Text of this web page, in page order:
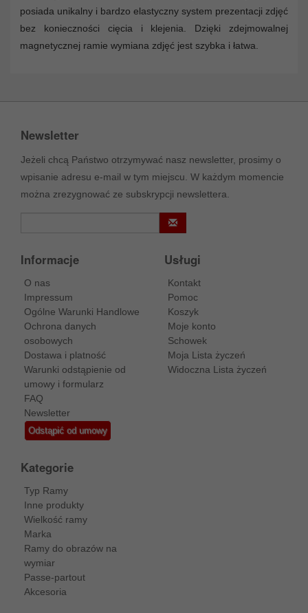
posiada unikalny i bardzo elastyczny system prezentacji zdjęć
bez konieczności cięcia i klejenia. Dzięki zdejmowalnej
magnetycznej ramie wymiana zdjęć jest szybka i łatwa.
Newsletter
Jeżeli chcą Państwo otrzymywać nasz newsletter, prosimy o
wpisanie adresu e-mail w tym miejscu. W każdym momencie
można zrezygnować ze subskrypcji newslettera.
Informacje
O nas
Impressum
Ogólne Warunki Handlowe
Ochrona danych
osobowych
Dostawa i platność
Warunki odstąpienie od
umowy i formularz
FAQ
Newsletter
Odstąpić od umowy
Usługi
Kontakt
Pomoc
Koszyk
Moje konto
Schowek
Moja Lista życzeń
Widoczna Lista życzeń
Kategorie
Typ Ramy
Inne produkty
Wielkość ramy
Marka
Ramy do obrazów na
wymiar
Passe-partout
Akcesoria